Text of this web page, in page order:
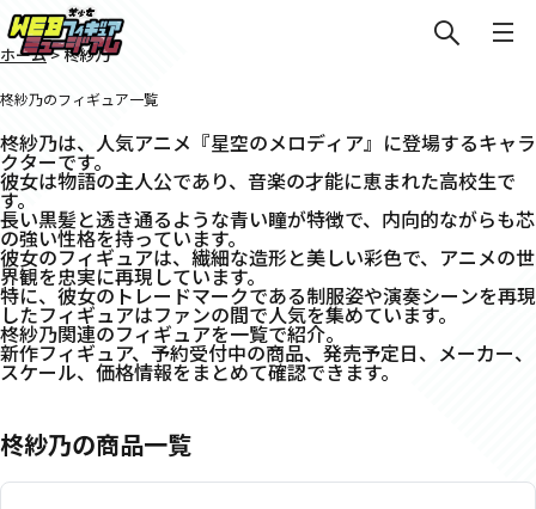
ホーム>柊紗乃
柊紗乃のフィギュア一覧
柊紗乃は、人気アニメ『星空のメロディア』に登場するキャラ
クターです。
彼女は物語の主人公であり、音楽の才能に恵まれた高校生で
す。
長い黒髪と透き通るような青い瞳が特徴で、内向的ながらも芯
の強い性格を持っています。
彼女のフィギュアは、繊細な造形と美しい彩色で、アニメの世
界観を忠実に再現しています。
特に、彼女のトレードマークである制服姿や演奏シーンを再現
したフィギュアはファンの間で人気を集めています。
柊紗乃関連のフィギュアを一覧で紹介。
新作フィギュア、予約受付中の商品、発売予定日、メーカー、
スケール、価格情報をまとめて確認できます。
柊紗乃の商品一覧